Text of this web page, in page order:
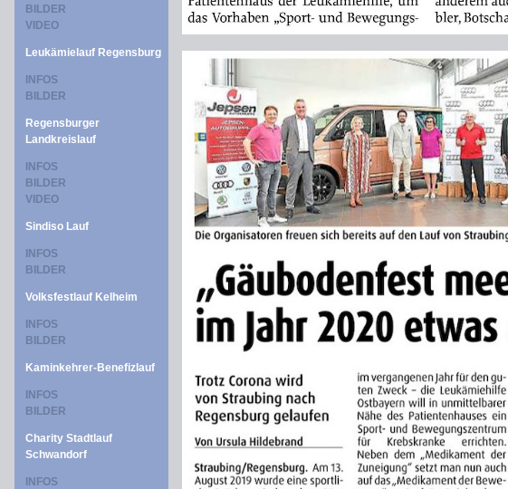
BILDER
VIDEO
Leukämielauf Regensburg
INFOS
BILDER
Regensburger
Landkreislauf
INFOS
BILDER
VIDEO
Sindiso Lauf
INFOS
BILDER
Volksfestlauf Kelheim
INFOS
BILDER
Kaminkehrer-Benefizlauf
INFOS
BILDER
Charity Stadtlauf
Schwandorf
INFOS